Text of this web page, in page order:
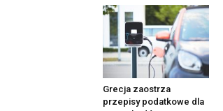
Grecja zaostrza
przepisy podatkowe dla